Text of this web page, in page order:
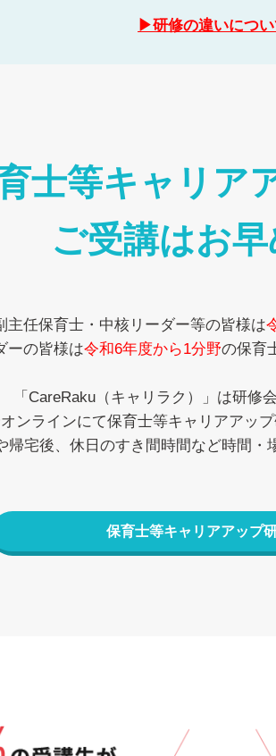
▶︎研修の違いについ
士等キャリア
ご受講はお早
主任保育士・中核リーダー等の皆様は
ーの皆様は令和6年度から1分野の保育
「CareRaku（キャリラク）」は研修
ンラインにて保育士等キャリアアッ
帰宅後、休日のすき間時間など時間・
保育士等キャリアアップ